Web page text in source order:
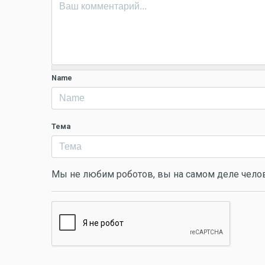
Name
Тема
Мы не любим роботов, вы на самом деле